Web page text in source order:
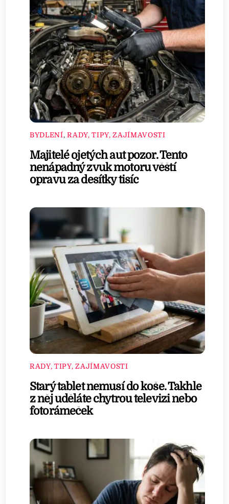
BYDLENÍ,RADY, TIPY, ZAJÍMAVOSTI
Majitelé ojetých aut pozor. Tento
nenápadný zvuk motoru věští
opravu za desítky tisíc
RADY, TIPY, ZAJÍMAVOSTI
Starý tablet nemusí do koše. Takhle
z něj uděláte chytrou televizi nebo
fotorámeček